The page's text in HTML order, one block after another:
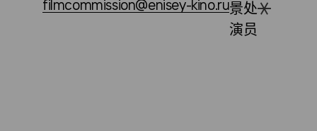
filmcommission@enisey-kino.ru景处
演员